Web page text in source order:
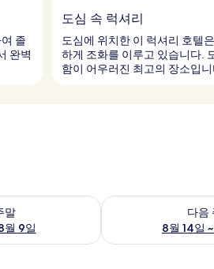
졸
완벽
도심 속 럭셔리
도심에 위치한 이 럭셔리 호텔
하게 조화를 이루고 있습니다.
함이 어우러진 최고의 장소입
말
월 9일
확인, 8월 7일 ~ 8월 9일
다음
8월 14일
다음 주말 예약 가능